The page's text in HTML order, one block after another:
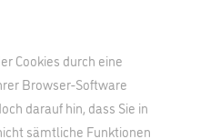
Cookies durch eine
Browser-Software
darauf hin, dass Sie in
sämtliche Funktionen